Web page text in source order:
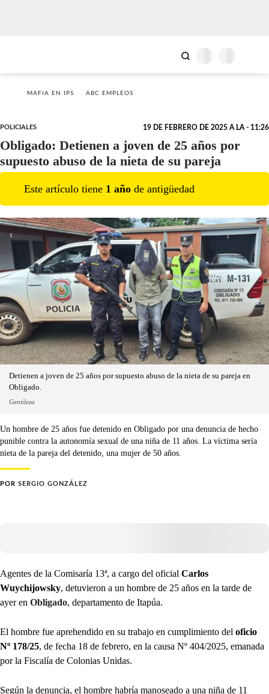
MAFIA EN IPS ABC EMPLEOS
POLICIALES 19 DE FEBRERO DE 2025 A LA - 11:26
Obligado: Detienen a joven de 25 años por
supuesto abuso de la nieta de su pareja
Este artículo tiene 1 año de antigüedad
Detienen a joven de 25 años por supuesto abuso de la nieta de su pareja en
Obligado.
Gentileza
Un hombre de 25 años fue detenido en Obligado por una denuncia de hecho
punible contra la autonomía sexual de una niña de 11 años. La víctima sería
nieta de la pareja del detenido, una mujer de 50 años.
POR SERGIO GONZÁLEZ
Agentes de la Comisaría 13ª, a cargo del oficial Carlos
Wuychijowsky, detuvieron a un hombre de 25 años en la tarde de
ayer en Obligado, departamento de Itapúa.
El hombre fue aprehendido en su trabajo en cumplimiento del oficio
Nº 178/25, de fecha 18 de febrero, en la causa Nº 404/2025, emanada
por la Fiscalía de Colonias Unidas.
Según la denuncia, el hombre habría manoseado a una niña de 11